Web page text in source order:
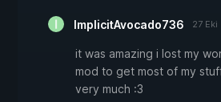
ImplicitAvocado736 27 Eki
it was amazing i lost my
mod to get most of my
very much :3